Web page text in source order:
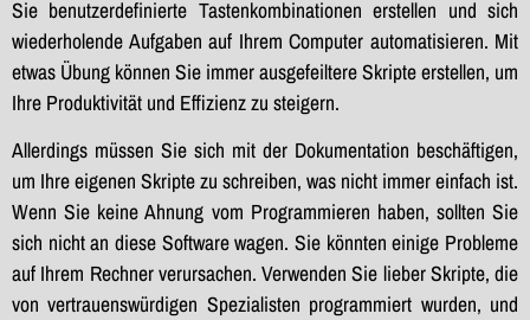
Sie benutzerdefinierte Tastenkombinationen erstellen und sich
wiederholende Aufgaben auf Ihrem Computer automatisieren. Mit
etwas Übung können Sie immer ausgefeiltere Skripte erstellen, um
Ihre Produktivität und Effizienz zu steigern.
Allerdings müssen Sie sich mit der Dokumentation beschäftigen,
um Ihre eigenen Skripte zu schreiben, was nicht immer einfach ist.
Wenn Sie keine Ahnung vom Programmieren haben, sollten Sie
sich nicht an diese Software wagen. Sie könnten einige Probleme
auf Ihrem Rechner verursachen. Verwenden Sie lieber Skripte, die
von vertrauenswürdigen Spezialisten programmiert wurden, und